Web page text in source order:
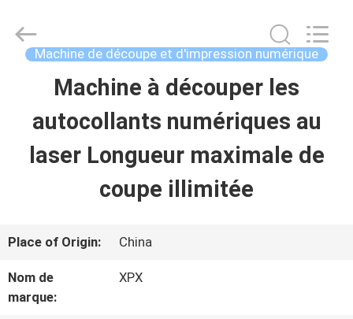
MAISON
VIDÉOS
Machinery
Equipment
Reserved.
Machine de découpe et d'impression numérique
Machine à découper les
autocollants numériques au
laser Longueur maximale de
coupe illimitée
Place of Origin: China
Nom de
marque:
XPX